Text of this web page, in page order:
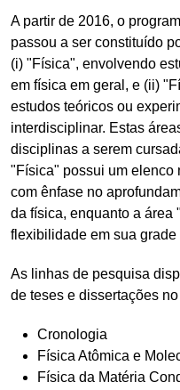
A partir de 2016, o
passou a ser constituído
(i) "Física", envolvendo
em física em geral, e (ii)
estudos teóricos ou
interdisciplinar. Estas
disciplinas a serem
"Física" possui um elenco
com ênfase no
da física, enquanto a
flexibilidade em sua grade
As linhas de pesquisa
de teses e dissertações
Cronologia
Física Atômica e
Física da Matéria